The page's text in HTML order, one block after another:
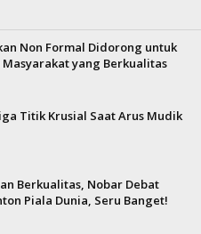
Non Formal Didorong untuk
yang Berkualitas
Titik Krusial Saat Arus Mudik
Berkualitas, Nobar Debat
Piala Dunia, Seru Banget!